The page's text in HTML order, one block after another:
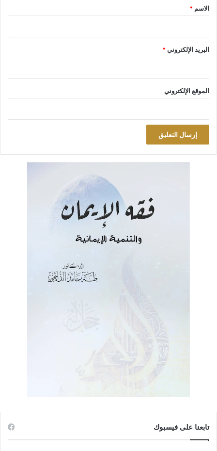
*
الاسم *
البريد الإلكتروني*
الموقع الإلكتروني
تابعنا على فيسبوك